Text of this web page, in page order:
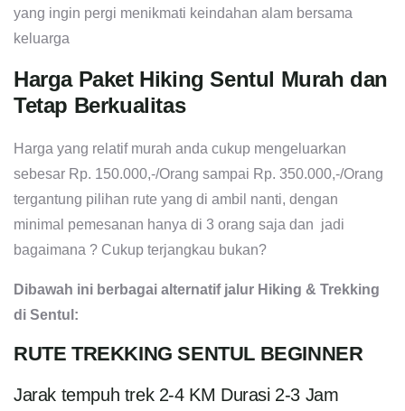
yang ingin pergi menikmati keindahan alam bersama
keluarga
Harga Paket Hiking Sentul Murah dan
Tetap Berkualitas
Harga yang relatif murah anda cukup mengeluarkan
sebesar Rp. 150.000,-/Orang sampai Rp. 350.000,-/Orang
tergantung pilihan rute yang di ambil nanti, dengan
minimal pemesanan hanya di 3 orang saja dan jadi
bagaimana ? Cukup terjangkau bukan?
Dibawah ini berbagai alternatif jalur Hiking & Trekking
di Sentul:
RUTE TREKKING SENTUL BEGINNER
Jarak tempuh trek 2-4 KM Durasi 2-3 Jam